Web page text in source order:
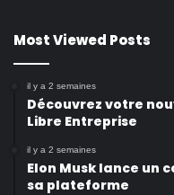
Most Viewed Posts
il y a 2 semaines
Découvrez votre
Libre Entreprise
il y a 2 semaines
Elon Musk lance un
sa plateforme